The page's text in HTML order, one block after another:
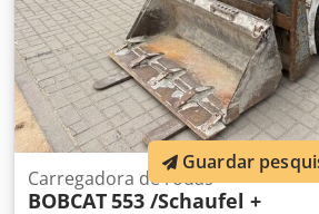
Carregadora de rodas
BOBCAT553 /Schaufel +
Guardar